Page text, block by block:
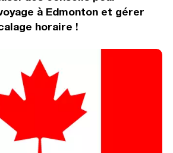
à Edmonton et gérer
horaire !